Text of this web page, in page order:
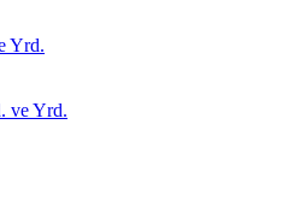
Yrd.
ve Yrd.